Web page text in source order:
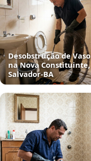
Desobstrução de Vaso
na Nova Constituinte,
Salvador‑BA